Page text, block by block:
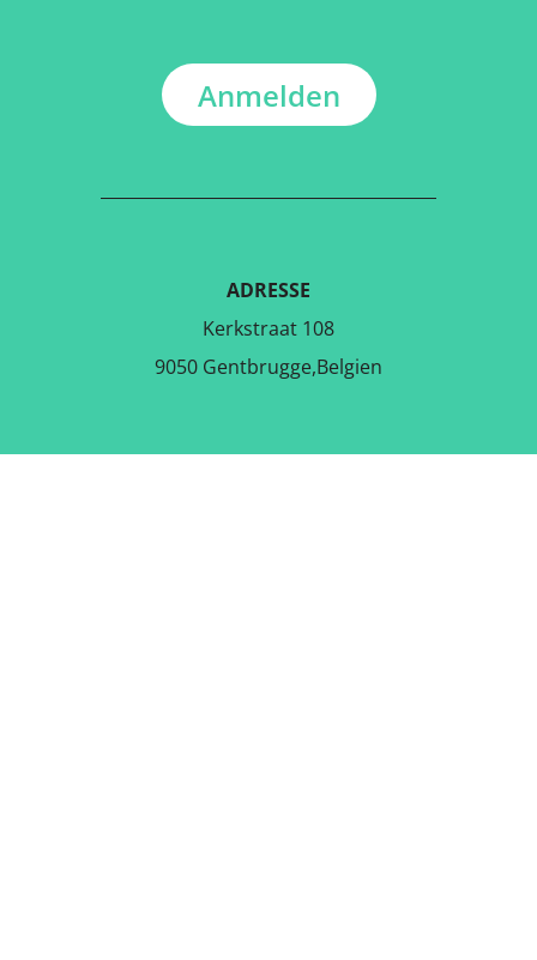
Anmelden
ADRESSE
Kerkstraat 108
9050 Gentbrugge,Belgien